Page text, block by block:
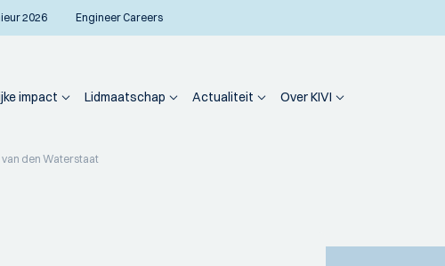
2026 Engineer Careers
impact Lidmaatschap Actualiteit Over KIVI
den Waterstaat